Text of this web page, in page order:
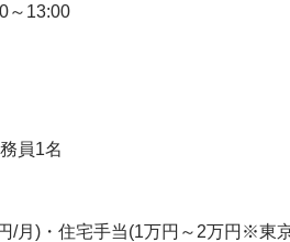
～13:00
員1名
/月)・住宅手当(1万円～2万円※